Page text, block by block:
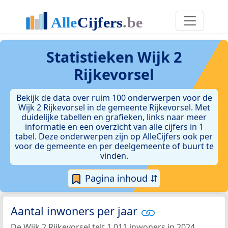
Statistieken Wijk 2
Rijkevorsel
Bekijk de data over ruim 100 onderwerpen voor de
Wijk 2 Rijkevorsel in de gemeente Rijkevorsel. Met
duidelijke tabellen en grafieken, links naar meer
informatie en een overzicht van alle cijfers in 1
tabel. Deze onderwerpen zijn op AlleCijfers ook per
voor de gemeente en per deelgemeente of buurt te
vinden.
Pagina inhoud ⇵
Aantal inwoners per jaar